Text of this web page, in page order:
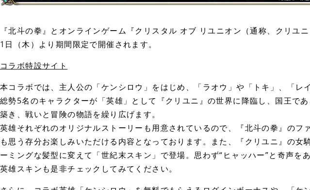
『北斗の拳』とオンラインゲーム『クリスタル オブ リユニオン（通称、クリユ
1日（木）より期間限定で開催されます。
コラボ特設サイト
本コラボでは、主人公の「ケンシロウ」をはじめ、「ラオウ」や「トキ」、「レ
総勢5名のキャラクターが「英雄」として『クリユニ』の世界に降臨し、国王で
築き、戦いと冒険の物語を繰り広げます。
英雄それぞれのオリジナルストーリーも用意されているので、『北斗の拳』のフ
も思う存分お楽しみいただける内容となっております。また、『クリユニ』の女
ーミングな髪型に変えて「世紀末スキン」で登場。思わず“ヒャッハー”と奇声を
英雄スキンも是非チェックしてみてください。